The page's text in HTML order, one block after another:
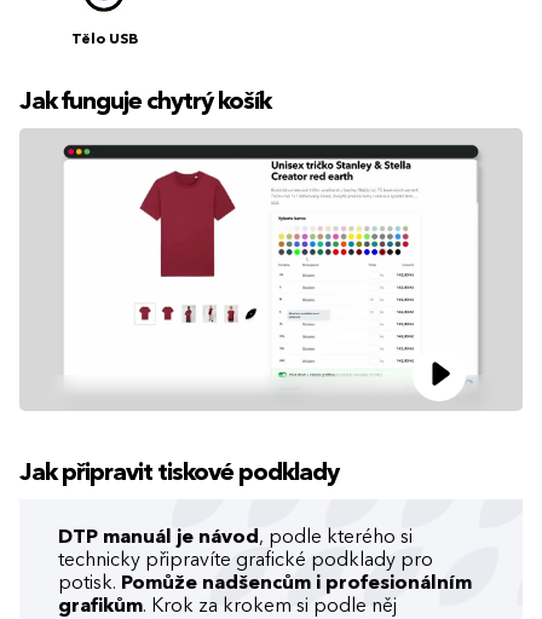
Tělo USB
Jak funguje chytrý košík
Jak připravit tiskové podklady
DTP manuál je návod , podle kterého si
technicky připravíte grafické podklady pro
potisk. Pomůže nadšencům i profesionálním
grafikům. Krok za krokem si podle něj